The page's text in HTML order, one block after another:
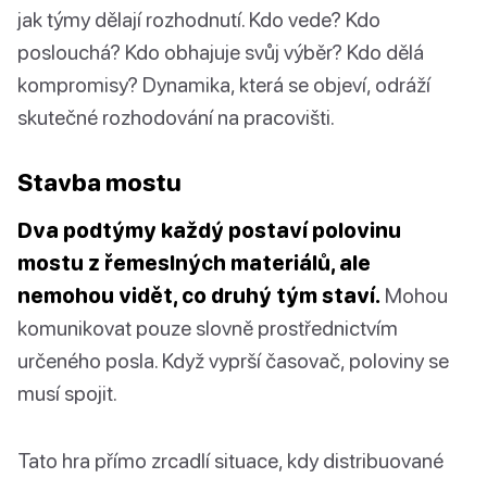
jak týmy dělají rozhodnutí. Kdo vede? Kdo
poslouchá? Kdo obhajuje svůj výběr? Kdo dělá
kompromisy? Dynamika, která se objeví, odráží
skutečné rozhodování na pracovišti.
Stavba mostu
Dva podtýmy každý postaví polovinu
mostu z řemeslných materiálů, ale
nemohou vidět, co druhý tým staví. Mohou
komunikovat pouze slovně prostřednictvím
určeného posla. Když vyprší časovač, poloviny se
musí spojit.
Tato hra přímo zrcadlí situace, kdy distribuované